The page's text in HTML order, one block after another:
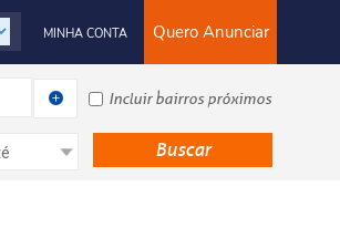
Quero Anunciar
MINHA CONTA
Incluir bairros próximos